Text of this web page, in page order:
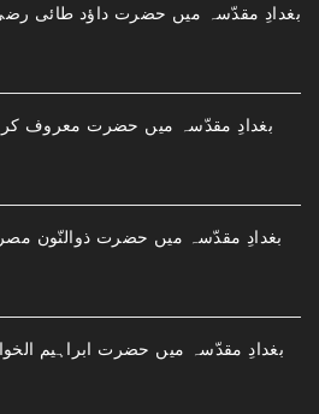
بغدادِ مقدّسہ میں حضرت داؤد طائی رضی
بغدادِ مقدّسہ میں حضرت معروف
بغدادِ مقدّسہ میں حضرت ذوالنّون
بغدادِ مقدّسہ میں حضرت ابراہیم